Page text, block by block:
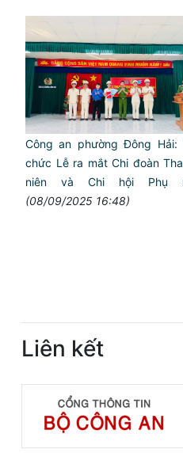
Công an phường Đông Hải:
chức Lễ ra mắt Chi đoàn
niên và Chi hội Phụ
(08/09/2025 16:48)
Liên kết